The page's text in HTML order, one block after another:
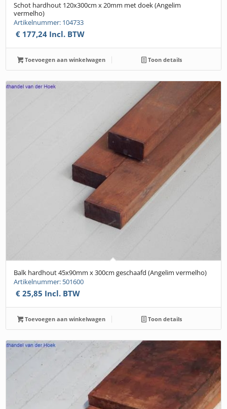
Schot hardhout 120x300cm x 20mm met doek (Angelim
vermelho)
Artikelnummer: 104733
€ 177,24 Incl. BTW
Toevoegen aan winkelwagen Toon details
Balk hardhout 45x90mm x 300cm geschaafd (Angelim vermelho)
Artikelnummer: 501600
€ 25,85 Incl. BTW
Toevoegen aan winkelwagen Toon details